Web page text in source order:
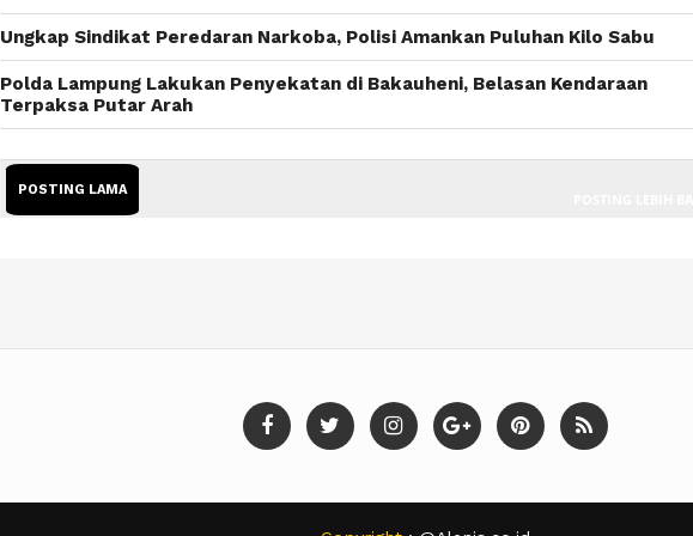
Ungkap Sindikat Peredaran Narkoba, Polisi Amankan Puluhan Kilo Sabu
Polda Lampung Lakukan Penyekatan di Bakauheni, Belasan Kendaraan
Terpaksa Putar Arah
POSTING LAMA